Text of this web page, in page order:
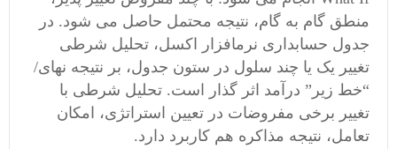
منطق گام به گام، نتیجه محتمل حاصل می شود. در
جدول حسابداری نرمافزار اکسل، تحلیل شرطی
تغییر یک یا چند سلول در ستون جدول، بر نتیجه نهای/
“خط زیر” درآمد اثر گذار است. تحلیل شرطی با
تغییر برخی مفروضات در تعیین استراتژی، امکان
تعامل، نتیجه مذاکره هم کاربرد دارد.